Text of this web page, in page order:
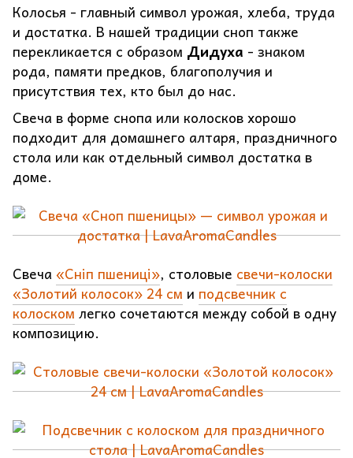
Колосья - главный символ урожая, хлеба, труда
и достатка. В нашей традиции сноп также
перекликается с образом Дидуха - знаком
рода, памяти предков, благополучия и
присутствия тех, кто был до нас.
Свеча в форме снопа или колосков хорошо
подходит для домашнего алтаря, праздничного
стола или как отдельный символ достатка в
доме.
Свеча «Сніп пшениці», столовые свечи-колоски
«Золотий колосок» 24 см и подсвечник с
колоском легко сочетаются между собой в одну
композицию.